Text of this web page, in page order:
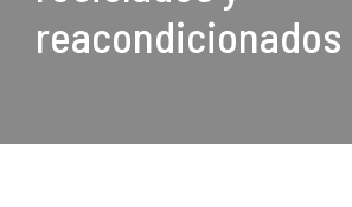
reacondicionados